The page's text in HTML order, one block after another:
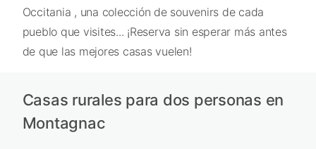
Occitania , una colección de souvenirs de cada
pueblo que visites... ¡Reserva sin esperar más antes
de que las mejores casas vuelen!
Casas rurales para dos personas en
Montagnac